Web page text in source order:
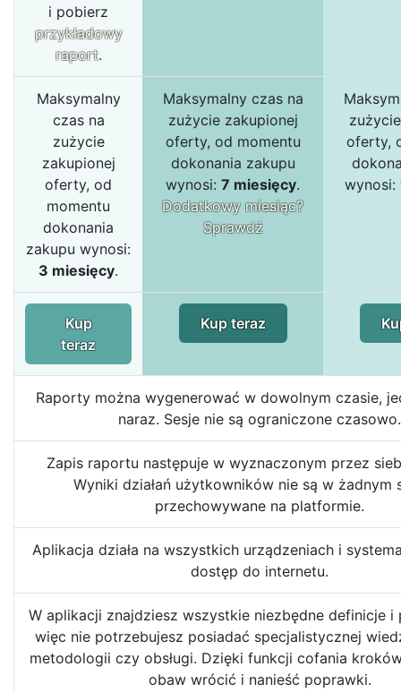
i pobierz
przykładowy
raport.
Maksymalny
czas na
zużycie
zakupionej
oferty, od
momentu
dokonania
zakupu wynosi:
3 miesięcy.
Maksymalny czas na
zużycie zakupionej
oferty, od momentu
dokonania zakupu
wynosi: 7 miesięcy.
Dodatkowy miesiąc?
Sprawdź
oferty,
wynosi:
Kup
teraz
Kup teraz
Raporty można wygenerować w dowolnym czasie,
naraz. Sesje nie są ograniczone czasowo.
Zapis raportu następuje w wyznaczonym przez
Wyniki działań użytkowników nie są w żadnym
przechowywane na platformie.
Aplikacja działa na wszystkich urządzeniach i
dostęp do internetu.
W aplikacji znajdziesz wszystkie niezbędne definicje i
więc nie potrzebujesz posiadać specjalistycznej
metodologii czy obsługi. Dzięki funkcji cofania
obaw wrócić i nanieść poprawki.